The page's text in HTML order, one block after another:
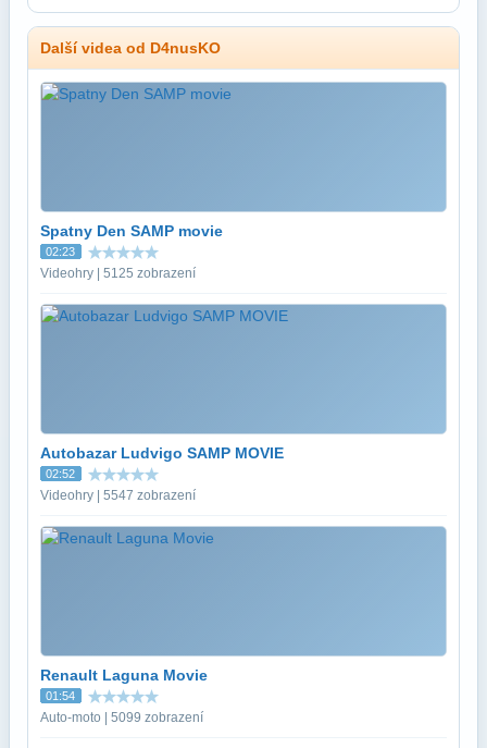
Další videa od D4nusKO
Spatny Den SAMP movie
02:23
Videohry | 5125 zobrazení
Autobazar Ludvigo SAMP MOVIE
02:52
Videohry | 5547 zobrazení
Renault Laguna Movie
01:54
Auto-moto | 5099 zobrazení